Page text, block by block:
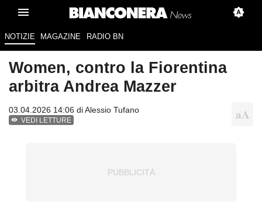
NOTIZIE MAGAZINE RADIO BN
Women, contro la Fiorentina
arbitra Andrea Mazzer
03.04.2026 14:06 diAlessio Tufano
VEDI LETTURE